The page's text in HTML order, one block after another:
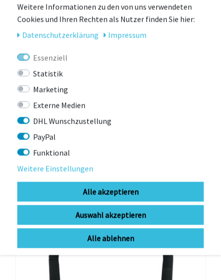
Croozer Jogger-Set für Einsitzer
sofort lieferbar (1-3Werktage)
116,00 € *
-8%
Weitere Informationen zu den von uns verwendeten
Cookies und Ihren Rechten als Nutzer finden Sie hier:
Daten­schutz­erklärung
Impressum
Essenziell
Statistik
Marketing
Externe Medien
DHL Wunschzustellung
PayPal
Funktional
Weitere Einstellungen
Alle akzeptieren
Auswahl akzeptieren
Alle ablehnen